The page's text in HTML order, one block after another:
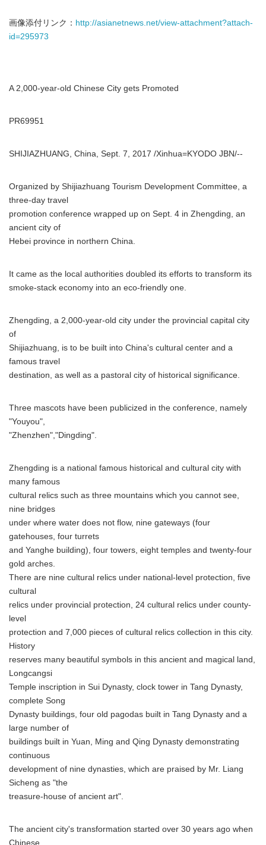
画像添付リンク： http://asianetnews.net/view-attachment?attach-
id=295973
A 2,000-year-old Chinese City gets Promoted
PR69951
SHIJIAZHUANG, China, Sept. 7, 2017 /Xinhua=KYODO JBN/--
Organized by Shijiazhuang Tourism Development Committee, a
three-day travel
promotion conference wrapped up on Sept. 4 in Zhengding, an
ancient city of
Hebei province in northern China.
It came as the local authorities doubled its efforts to transform its
smoke-stack economy into an eco-friendly one.
Zhengding, a 2,000-year-old city under the provincial capital city
of
Shijiazhuang, is to be built into China's cultural center and a
famous travel
destination, as well as a pastoral city of historical significance.
Three mascots have been publicized in the conference, namely
"Youyou",
"Zhenzhen","Dingding".
Zhengding is a national famous historical and cultural city with
many famous
cultural relics such as three mountains which you cannot see,
nine bridges
under where water does not flow, nine gateways (four
gatehouses, four turrets
and Yanghe building), four towers, eight temples and twenty-four
gold arches.
There are nine cultural relics under national-level protection, five
cultural
relics under provincial protection, 24 cultural relics under county-
level
protection and 7,000 pieces of cultural relics collection in this city.
History
reserves many beautiful symbols in this ancient and magical land,
Longcangsi
Temple inscription in Sui Dynasty, clock tower in Tang Dynasty,
complete Song
Dynasty buildings, four old pagodas built in Tang Dynasty and a
large number of
buildings built in Yuan, Ming and Qing Dynasty demonstrating
continuous
development of nine dynasties, which are praised by Mr. Liang
Sicheng as "the
treasure-house of ancient art".
The ancient city's transformation started over 30 years ago when
Chinese